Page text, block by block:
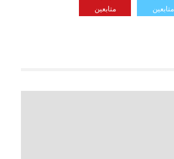
متابعين متابعين